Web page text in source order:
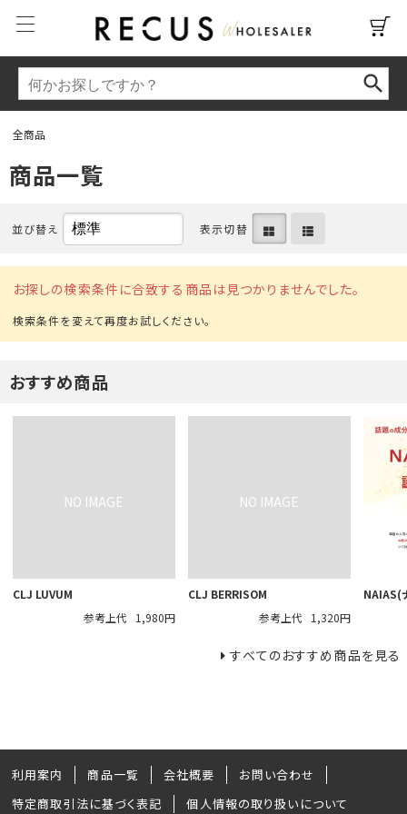
全商品
商品一覧
並び替え 表示切替
お探しの検索条件に合致する商品は見つかりませんでした。
おすすめ商品
CLJ LUVUM
参考上代
1,980円
CLJ BERRISOM
参考上代
1,320円
NAIAS(
すべてのおすすめ商品を見る
利用案内 商品一覧 会社概要
お問い合わせ
特定商取引法に基づく表記
個人情報の取り扱いについて